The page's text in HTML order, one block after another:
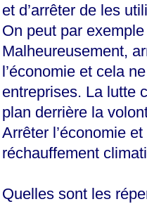
et d’arrêter de les
On peut par
Malheureusement,
l’économie et cela
entreprises. La lutte
plan derrière la
Arrêter l’économie
réchauffement
Quelles sont les